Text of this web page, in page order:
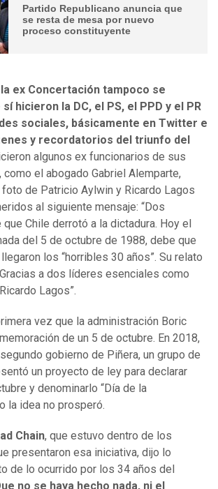
Partido Republicano anuncia que
se resta de mesa por nuevo
proceso constituyente
ex Concertación tampoco se
hicieron la DC, el PS, el PPD y el PR
sociales, básicamente en Twitter e
y recordatorios del triunfo del
algunos ex funcionarios de sus
el abogado Gabriel Alemparte,
de Patricio Aylwin y Ricardo Lagos
al siguiente mensaje: “Dos
Chile derrotó a la dictadura. Hoy el
del 5 de octubre de 1988, debe que
los “horribles 30 años”. Su relato
a dos líderes esenciales como
Lagos”.
vez que la administración Boric
de un 5 de octubre. En 2018,
gobierno de Piñera, un grupo de
un proyecto de ley para declarar
y denominarlo “Día de la
la idea no prosperó.
Chain, que estuvo dentro de los
presentaron esa iniciativa, dijo lo
de lo ocurrido por los 34 años del
no se haya hecho nada, ni el